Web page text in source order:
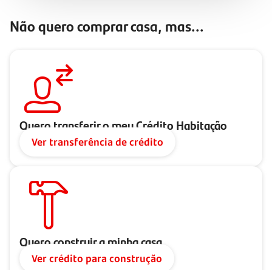
Não quero comprar casa, mas...
Quero transferir o meu Crédito Habitação
Ver transferência de crédito
Quero construir a minha casa
Ver crédito para construção